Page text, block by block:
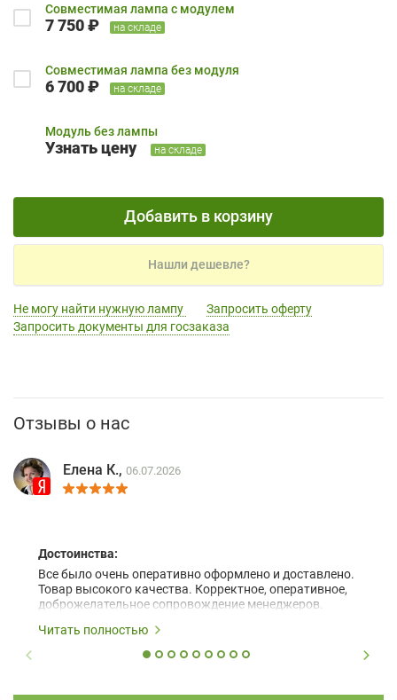
Совместимая лампа с модулем
7 750 ₽ на складе
Совместимая лампа без модуля
6 700 ₽ на складе
Модуль без лампы
Узнать цену на складе
Добавить в корзину
Нашли дешевле?
Не могу найти нужную лампу
Запросить оферту
Запросить документы для госзаказа
Отзывы о нас
Елена К., 06.07.2026
Достоинства:
Все было очень оперативно оформлено и доставлено.
Товар высокого качества. Корректное, оперативное,
доброжелательное сопровождение менеджеров.
Читать полностью